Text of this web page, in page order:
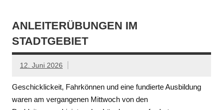
ANLEITERÜBUNGEN IM
STADTGEBIET
12. Juni 2026
Geschicklickeit, Fahrkönnen und eine fundierte Ausbildung
waren am vergangenen Mittwoch von den